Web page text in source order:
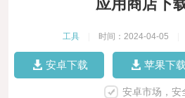
应用商店下
工具 时间：2024-04-05
安卓下载 苹果下载
安卓市场，安